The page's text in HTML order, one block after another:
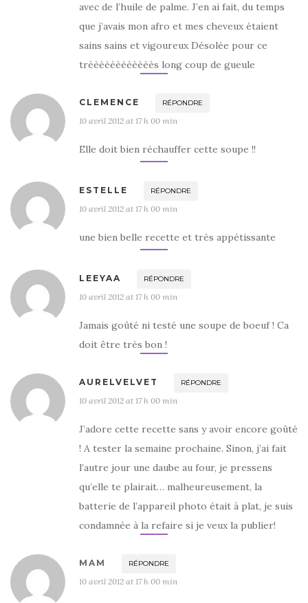
avec de l’huile de palme. J’en ai fait, du temps
que j’avais mon afro et mes cheveux étaient
sains sains et vigoureux Désolée pour ce
trèèèèèèèèèèèès long coup de gueule
CLEMENCE RÉPONDRE
10 avril 2012 at 17 h 00 min
Elle doit bien réchauffer cette soupe !!
ESTELLE RÉPONDRE
10 avril 2012 at 17 h 00 min
une bien belle recette et très appétissante
LEEYAA RÉPONDRE
10 avril 2012 at 17 h 00 min
Jamais goûté ni testé une soupe de boeuf ! Ca
doit être très bon !
AURELVELVET RÉPONDRE
10 avril 2012 at 17 h 00 min
J’adore cette recette sans y avoir encore goûté
! A tester la semaine prochaine. Sinon, j’ai fait
l’autre jour une daube au four, je pressens
qu’elle te plairait… malheureusement, la
batterie de l’appareil photo était à plat, je suis
condamnée à la refaire si je veux la publier!
MAM RÉPONDRE
10 avril 2012 at 17 h 00 min